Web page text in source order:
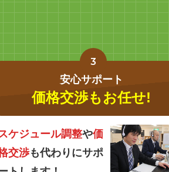
3
安心サポート
価格交渉もお任せ!
ケジュール調整や価
交渉も代わりにサポ